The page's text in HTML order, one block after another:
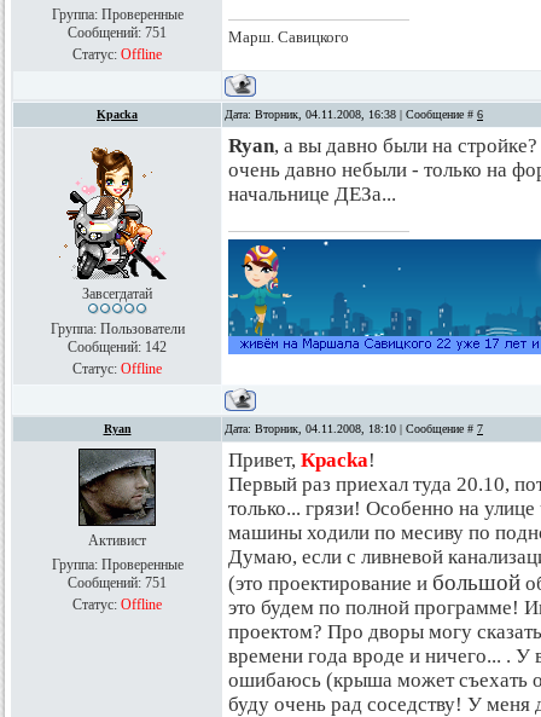
Группа: Проверенные
Сообщений: 751
Статус: Offline
Марш. Савицкого
Kpacka Дата: Вторник, 04.11.2008, 16:38 | Сообщение # 6
Завсегдатай
Группа: Пользователи
Сообщений: 142
Статус: Offline
Ryan, а вы давно были на
очень давно небыли - только на
начальнице ДЕЗа...
Ryan Дата: Вторник, 04.11.2008, 18:10 | Сообщение # 7
Активист
Группа: Проверенные
Сообщений: 751
Статус: Offline
Привет, Красkа!
Первый раз приехал туда 20.10,
только... грязи! Особенно на
машины ходили по месиву по
Думаю, если с ливневой
(это проектирование и большой
это будем по полной программе!
проектом? Про дворы могу
времени года вроде и ничего... . У
ошибаюсь (крыша может съехать
буду очень рад соседству! У меня